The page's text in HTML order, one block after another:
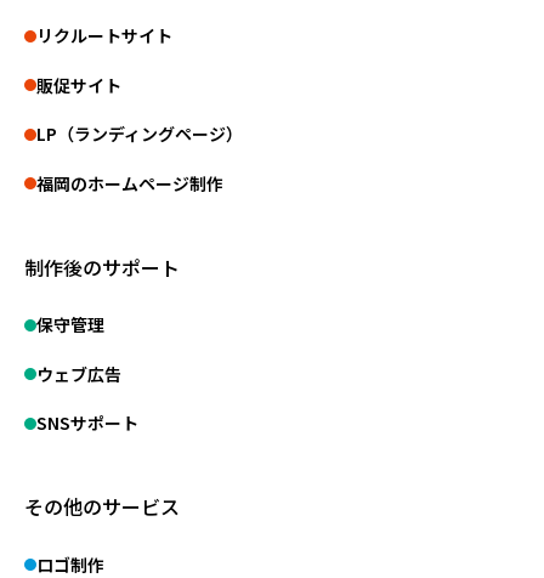
リクルートサイト
販促サイト
LP（ランディングページ）
福岡のホームページ制作
制作後のサポート
保守管理
ウェブ広告
SNSサポート
その他のサービス
ロゴ制作